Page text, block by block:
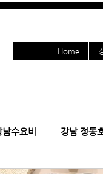
Home
남수요비 강남 정통